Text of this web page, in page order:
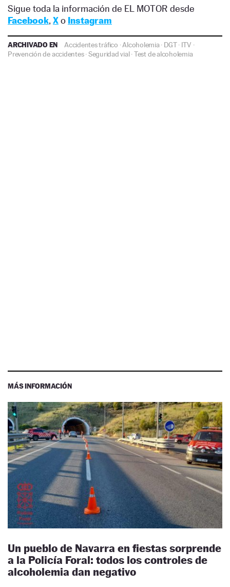
Sigue toda la información de EL MOTOR desde
Facebook, Xo Instagram
ARCHIVADO EN Accidentes tráfico ·Alcoholemia· DGT· ITV ·
Prevención de accidentes·Seguridad vial·Test de alcoholemia
MÁS INFORMACIÓN
Un pueblo de Navarra en fiestas sorprende
a la Policía Foral: todos los controles de
alcoholemia dan negativo